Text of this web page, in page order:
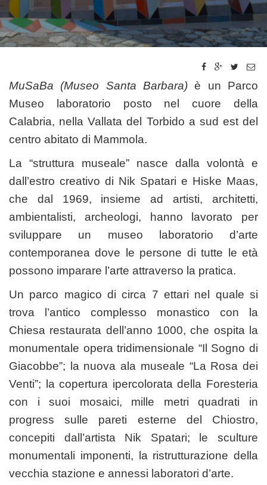
MuSaBa (Museo Santa Barbara) è un Parco
Museo laboratorio posto nel cuore della
Calabria, nella Vallata del Torbido a sud est del
centro abitato di Mammola.
La “struttura museale” nasce dalla volontà e
dall’estro creativo di Nik Spatari e Hiske Maas,
che dal 1969, insieme ad artisti, architetti,
ambientalisti, archeologi, hanno lavorato per
sviluppare un museo laboratorio d’arte
contemporanea dove le persone di tutte le età
possono imparare l’arte attraverso la pratica.
Un parco magico di circa 7 ettari nel quale si
trova l’antico complesso monastico con la
Chiesa restaurata dell’anno 1000, che ospita la
monumentale opera tridimensionale “Il Sogno di
Giacobbe”; la nuova ala museale “La Rosa dei
Venti”; la copertura ipercolorata della Foresteria
con i suoi mosaici, mille metri quadrati in
progress sulle pareti esterne del Chiostro,
concepiti dall’artista Nik Spatari; le sculture
monumentali imponenti, la ristrutturazione della
vecchia stazione e annessi laboratori d’arte.